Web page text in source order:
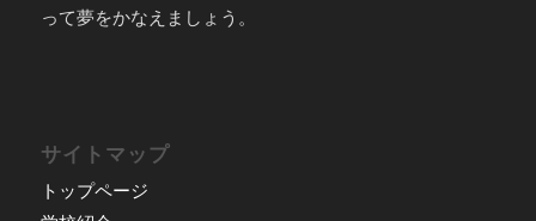
って夢をかなえましょう。
サイトマップ
トップページ